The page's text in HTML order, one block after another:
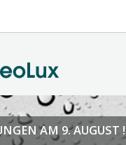
AM 9. AUGUST !